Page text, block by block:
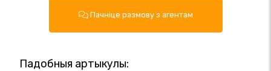
Пачніце размову з агентам
Падобныя артыкулы: